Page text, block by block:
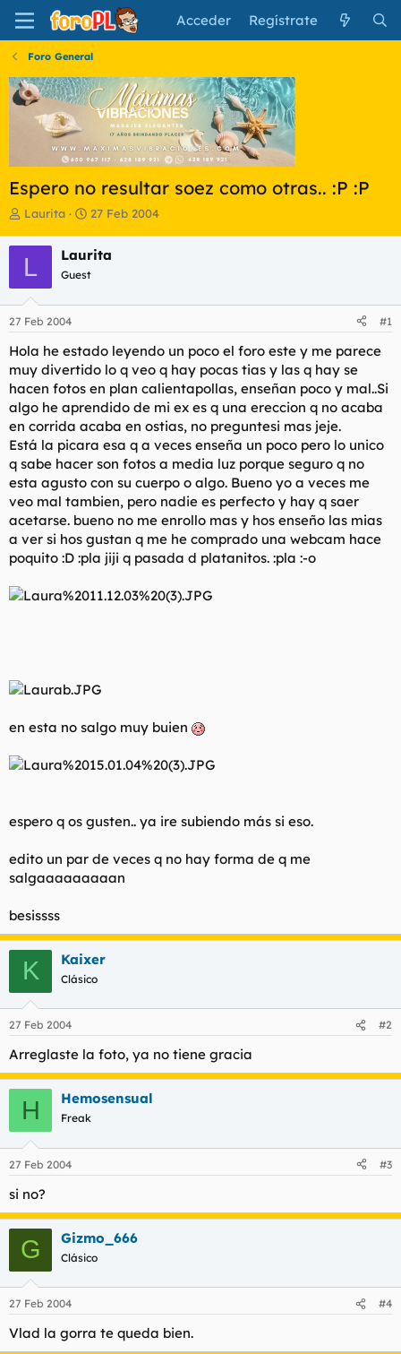
Acceder Regístrate
Foro General
Espero no resultar soez como otras.. :P :P
I
i
c
i
a
d
o
d
e
l
t
e
m
a
Laurita
F
h
a
e
i
c
i
o
27 Feb 2004
L Laurita
Guest
27 Feb 2004 #1
Hola he estado leyendo un poco el foro este y me parece
muy divertido lo q veo q hay pocas tias y las q hay se
hacen fotos en plan calientapollas, enseñan poco y mal..Si
algo he aprendido de mi ex es q una ereccion q no acaba
en corrida acaba en ostias, no preguntesi mas jeje.
Está la picara esa q a veces enseña un poco pero lo unico
q sabe hacer son fotos a media luz porque seguro q no
esta agusto con su cuerpo o algo. Bueno yo a veces me
veo mal tambien, pero nadie es perfecto y hay q saer
acetarse. bueno no me enrollo mas y hos enseño las mias
a ver si hos gustan q me he comprado una webcam hace
poquito :D :pla jiji q pasada d platanitos. :pla :-o
en esta no salgo muy buien
espero q os gusten.. ya ire subiendo más si eso.
edito un par de veces q no hay forma de q me
salgaaaaaaaaan
besissss
K Kaixer
Clásico
27 Feb 2004 #2
Arreglaste la foto, ya no tiene gracia
H Hemosensual
Freak
27 Feb 2004 #3
si no?
G Gizmo_666
Clásico
27 Feb 2004 #4
Vlad la gorra te queda bien.